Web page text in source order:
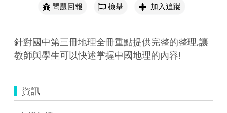
問題回報
檢舉 加入追蹤
針對國中第三冊地理全冊重點提供完整的整理,讓
教師與學生可以快述掌握中國地理的內容!
資訊